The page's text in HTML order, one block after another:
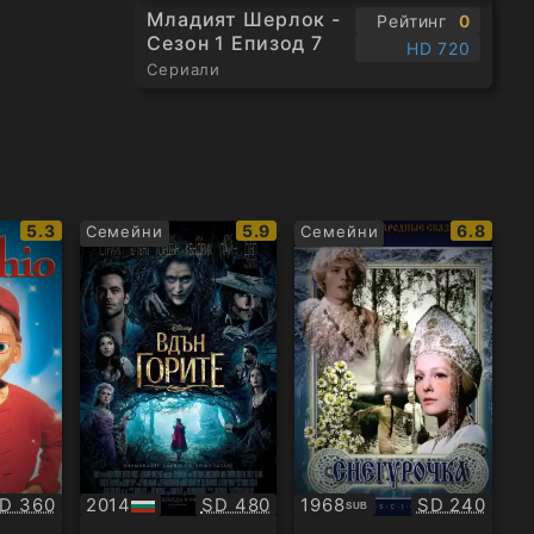
Младият Шерлок -
Сезон 1 Епизод 7
Сериали
Рейтинг
0
HD 720
IMDb
рейтинг:
5.3
360
Семейни
IMDb
рейтинг:
5.9
2014
БГ
Качество:
SD 480
Семейни
IMDb
6.8
1968SUB
Субтитри Качество:
SD 240